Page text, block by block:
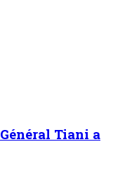
Tiani a